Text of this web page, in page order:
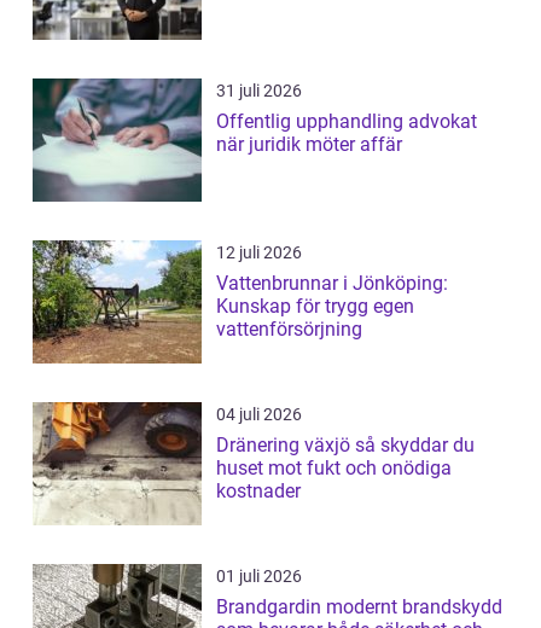
31 juli 2026
Offentlig upphandling advokat
när juridik möter affär
12 juli 2026
Vattenbrunnar i Jönköping:
Kunskap för trygg egen
vattenförsörjning
04 juli 2026
Dränering växjö så skyddar du
huset mot fukt och onödiga
kostnader
01 juli 2026
Brandgardin modernt brandskydd